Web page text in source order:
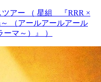
ツアー （ 星組 『RRR ×
（アールアールアール
マ～）』 ）